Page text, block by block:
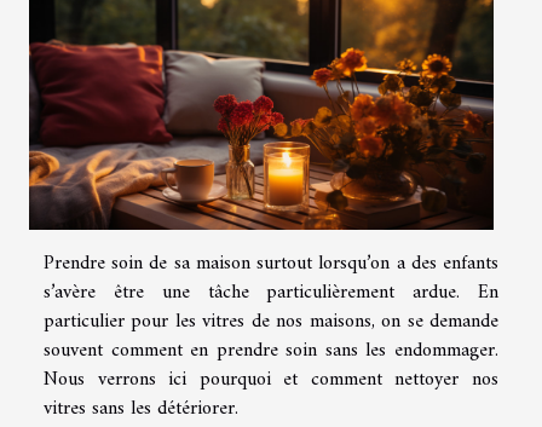
Prendre soin de sa maison surtout lorsqu’on a des enfants
s’avère être une tâche particulièrement ardue. En
particulier pour les vitres de nos maisons, on se demande
souvent comment en prendre soin sans les endommager.
Nous verrons ici pourquoi et comment nettoyer nos
vitres sans les détériorer.